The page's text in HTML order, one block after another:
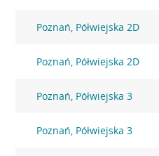
Poznań, Półwiejska 2D
Poznań, Półwiejska 2D
Poznań, Półwiejska 3
Poznań, Półwiejska 3